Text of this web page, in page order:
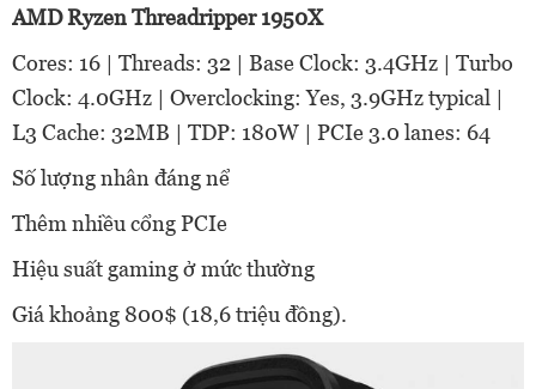
AMD Ryzen Threadripper 1950X
Cores: 16 | Threads: 32 | Base Clock: 3.4GHz | Turbo
Clock: 4.0GHz | Overclocking: Yes, 3.9GHz typical |
L3 Cache: 32MB | TDP: 180W | PCIe 3.0 lanes: 64
Số lượng nhân đáng nể
Thêm nhiều cổng PCIe
Hiệu suất gaming ở mức thường
Giá khoảng 800$ (18,6 triệu đồng).